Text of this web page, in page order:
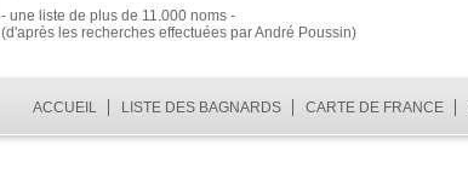
- une liste de plus de 11.000 noms -
(d'après les recherches effectuées par André Poussin)
ACCUEIL LISTE DES BAGNARDS CARTE DE FRANCE